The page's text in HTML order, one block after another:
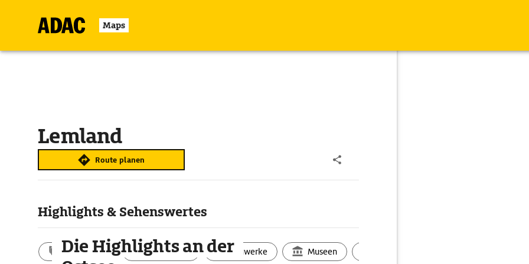
Maps
Lemland
Route planen
Highlights & Sehenswertes
Aktivitäten Landschaft Bauwerke Museen
Die Highlights an der